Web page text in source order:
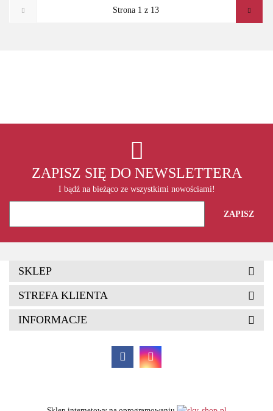
ZAPISZ SIĘ DO NEWSLETTERA
I bądź na bieżąco ze wszystkimi nowościami!
SKLEP
STREFA KLIENTA
INFORMACJE